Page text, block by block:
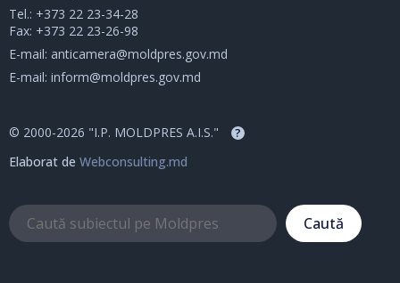
Tel.: +373 22 23-34-28
Fax: +373 22 23-26-98
E-mail: anticamera@moldpres.gov.md
E-mail: inform@moldpres.gov.md
© 2000-2026 "I.P. MOLDPRES A.I.S." ?
Elaborat de Webconsulting.md
Caută